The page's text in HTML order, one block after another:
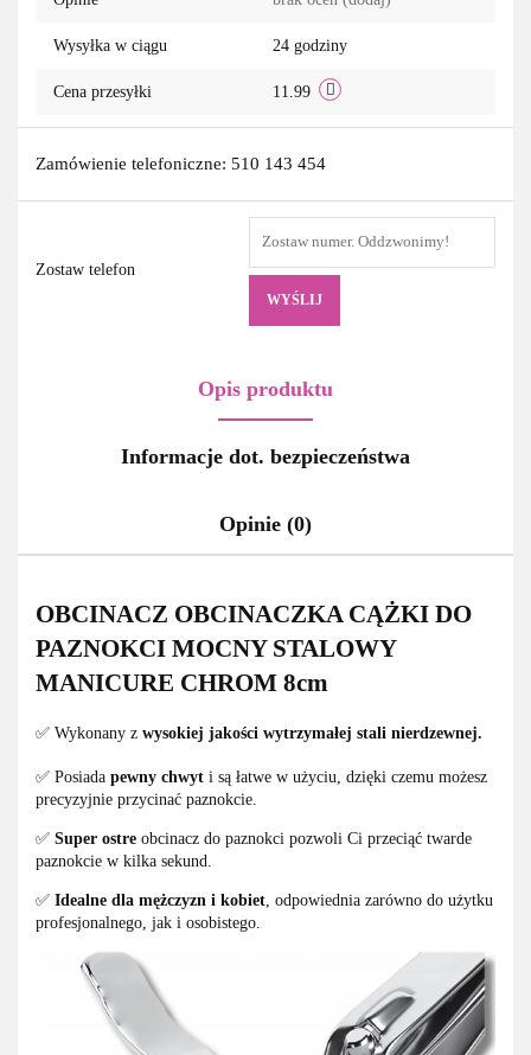
Wysyłka w ciągu 24 godziny
Cena przesyłki 11.99
Zamówienie telefoniczne: 510 143 454
Zostaw telefon
WYŚLIJ
Opis produktu
Informacje dot. bezpieczeństwa
Opinie (0)
OBCINACZ OBCINACZKA CĄŻKI DO
PAZNOKCI MOCNY STALOWY
MANICURE CHROM 8cm
✅ Wykonany z wysokiej jakości wytrzymałej stali nierdzewnej.
✅ Posiada pewny chwyt i są łatwe w użyciu, dzięki czemu możesz
precyzyjnie przycinać paznokcie.
✅ Super ostre obcinacz do paznokci pozwoli Ci przeciąć twarde
paznokcie w kilka sekund.
✅ Idealne dla mężczyzn i kobiet , odpowiednia zarówno do użytku
profesjonalnego, jak i osobistego.